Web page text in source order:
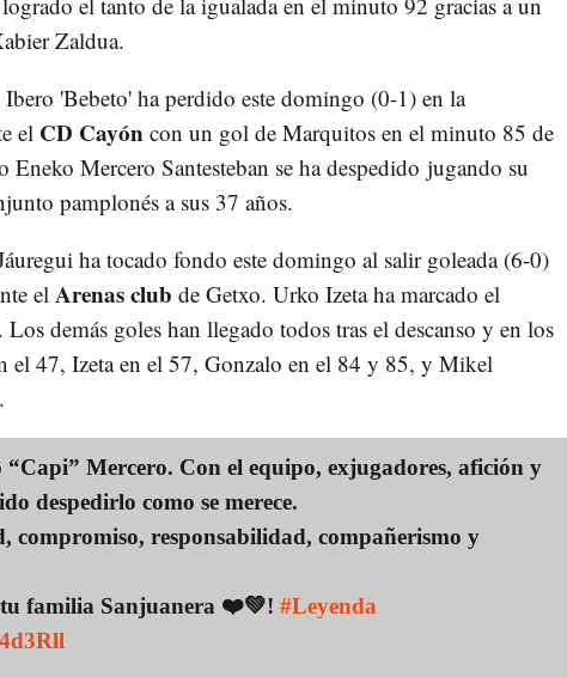
Zaldua.
'Bebeto' ha perdido este domingo (0-1) en la
el CD Cayón con un gol de Marquitos en el minuto 85 de
Mercero Santesteban se ha despedido jugando su
pamplonés a sus 37 años.
ha tocado fondo este domingo al salir goleada (6-0)
el Arenas club de Getxo. Urko Izeta ha marcado el
demás goles han llegado todos tras el descanso y en los
el 47, Izeta en el 57, Gonzalo en el 84 y 85, y Mikel
“Capi” Mercero. Con el equipo, exjugadores, afición y
despedirlo como se merece.
compromiso, responsabilidad, compañerismo y
familia Sanjuanera ❤️💚! #Leyenda